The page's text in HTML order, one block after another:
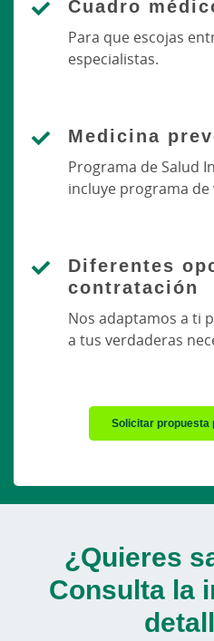
Cuadro
Para que escojas
especialistas.
Medicina
Programa de Salud
incluye programa de
Diferentes
contratación
Nos adaptamos a ti
a tus verdaderas
Solicitar propuesta
¿Quieres
Consulta la